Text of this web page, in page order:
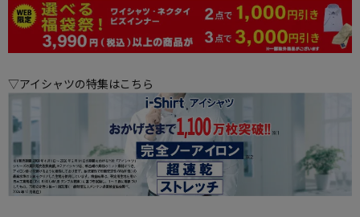
▽アイシャツの特集はこちら